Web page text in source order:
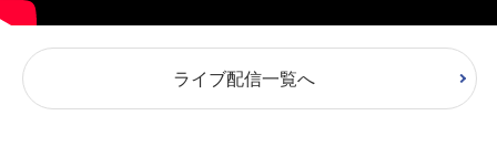
ライブ配信一覧へ